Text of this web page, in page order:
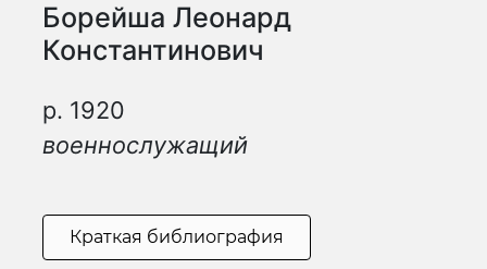
Борейша Леонард
Константинович
р. 1920
военнослужащий
Краткая библиография